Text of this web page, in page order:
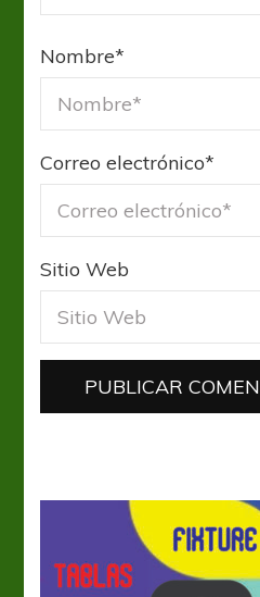
Nombre*
Correo electrónico*
Sitio Web